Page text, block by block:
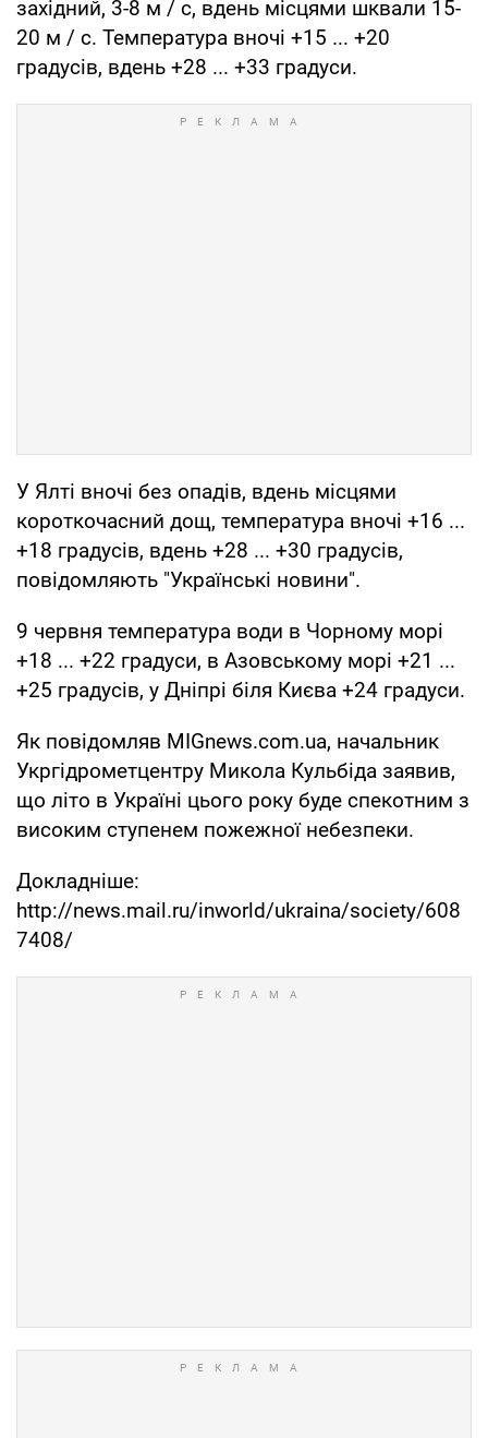
західний, 3-8 м / с, вдень місцями шквали 15-
20 м / с. Температура вночі +15 ... +20
градусів, вдень +28 ... +33 градуси.
У Ялті вночі без опадів, вдень місцями
короткочасний дощ, температура вночі +16 ...
+18 градусів, вдень +28 ... +30 градусів,
повідомляють "Українські новини".
9 червня температура води в Чорному морі
+18 ... +22 градуси, в Азовському морі +21 ...
+25 градусів, у Дніпрі біля Києва +24 градуси.
Як повідомляв MIGnews.com.ua, начальник
Укргідрометцентру Микола Кульбіда заявив,
що літо в Україні цього року буде спекотним з
високим ступенем пожежної небезпеки.
Докладніше:
http://news.mail.ru/inworld/ukraina/society/608
7408/